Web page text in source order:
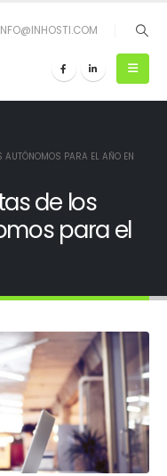
PARA EL AÑO EN
de los
para el